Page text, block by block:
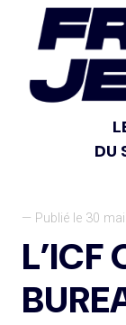
DU
— Publié le 30
L’ICF